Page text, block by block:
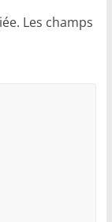
Les champs